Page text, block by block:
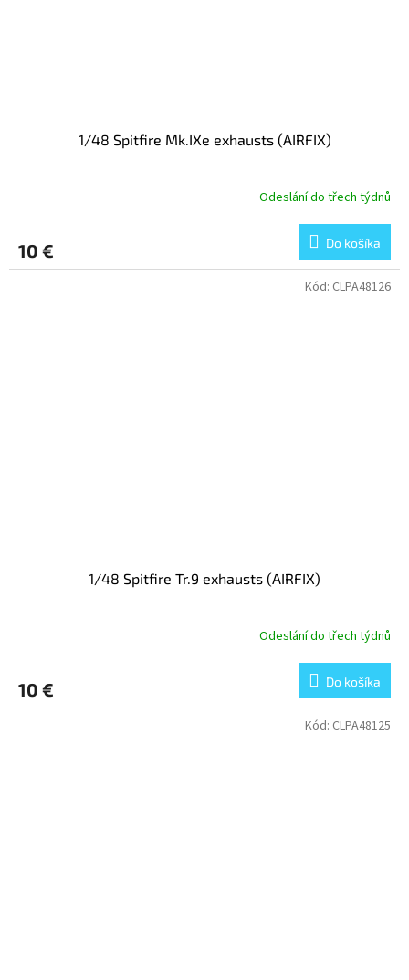
1/48 Spitfire Mk.IXe exhausts (AIRFIX)
Odeslání do třech týdnů
10 € Do košíka
1/48 Spitfire Tr.9 exhausts (AIRFIX)
Odeslání do třech týdnů
10 € Do košíka
Kód: CLPA48126
Kód: CLPA48125